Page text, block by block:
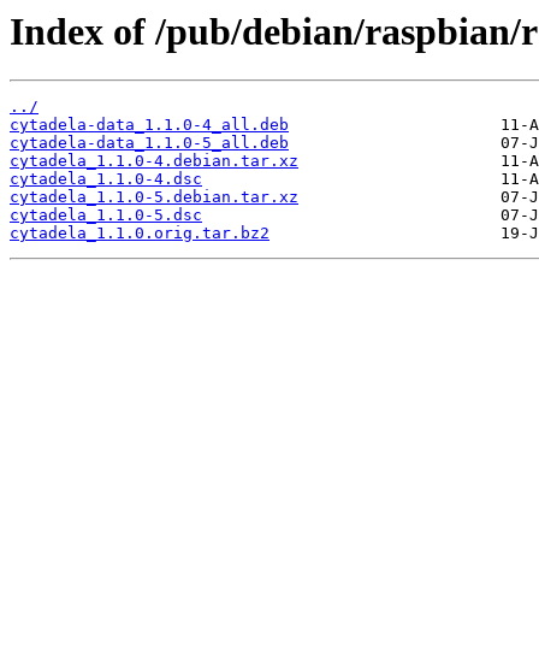
Index of /pub/debian/
../
cytadela-data_1.1.0-4_all.deb
cytadela-data_1.1.0-5_all.deb
cytadela_1.1.0-4.debian.tar.xz
cytadela_1.1.0-4.dsc
cytadela_1.1.0-5.debian.tar.xz
cytadela_1.1.0-5.dsc
cytadela_1.1.0.orig.tar.bz2